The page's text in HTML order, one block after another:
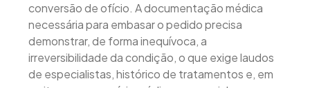
conversão de ofício. A documentação médica
necessária para embasar o pedido precisa
demonstrar, de forma inequívoca, a
irreversibilidade da condição, o que exige laudos
de especialistas, histórico de tratamentos e, em